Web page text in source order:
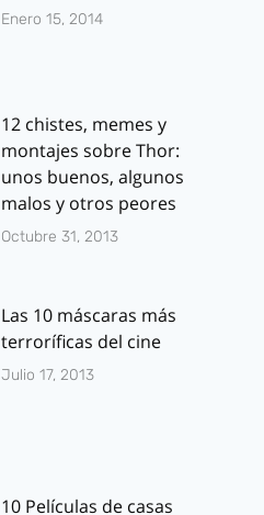
Enero 15, 2014
12 chistes, memes y
montajes sobre Thor:
unos buenos, algunos
malos y otros peores
Octubre 31, 2013
Las 10 máscaras más
terroríficas del cine
Julio 17, 2013
10 Películas de casas